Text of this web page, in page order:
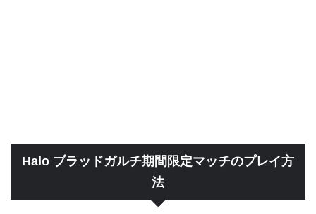
Halo ブラッドガルチ期間限定マッチのプレイ方
法